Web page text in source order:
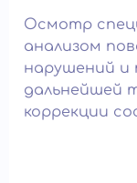
Осмотр
анализом
нарушений и
дальнейшей
коррекции